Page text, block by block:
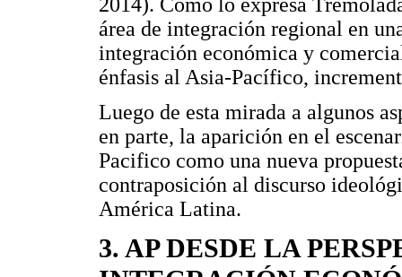
área de integración regional en
integración económica y
énfasis al Asia-Pacífico,
Luego de esta mirada a algunos
en parte, la aparición en el
Pacifico como una nueva
contraposición al discurso
América Latina.
3. AP DESDE LA